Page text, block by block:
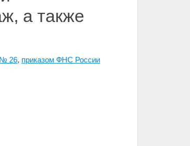
а также
№ 26, приказом ФНС России